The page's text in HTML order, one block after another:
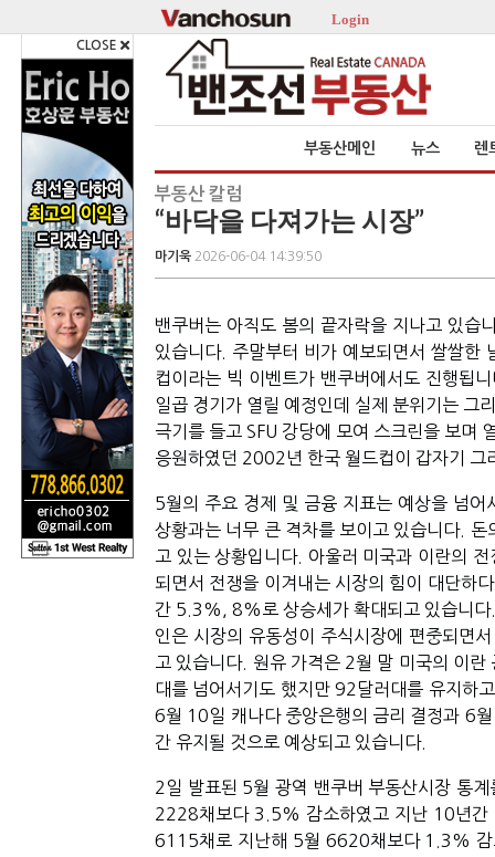
Login
부동산메인 뉴스 렌
CLOSE
부동산 칼럼
“바닥을 다져가는 시장”
마기욱 2026-06-04 14:39:50
밴쿠버는 아직도 봄의 끝자락을 지나고 있습
있습니다. 주말부터 비가 예보되면서 쌀쌀한
컵이라는 빅 이벤트가 밴쿠버에서도 진행
일곱 경기가 열릴 예정인데 실제 분위기는 그
극기를 들고 SFU 강당에 모여 스크린을 보며
응원하였던 2002년 한국 월드컵이 갑자기 그
5월의 주요 경제 및 금융 지표는 예상을 넘
상황과는 너무 큰 격차를 보이고 있습니다.
고 있는 상황입니다. 아울러 미국과 이란의
되면서 전쟁을 이겨내는 시장의 힘이 대단하
간 5.3%, 8%로 상승세가 확대되고 있습니
인은 시장의 유동성이 주식시장에 편중되면
고 있습니다. 원유 가격은 2월 말 미국의 이
대를 넘어서기도 했지만 92달러대를 유지하
6월 10일 캐나다 중앙은행의 금리 결정과 6
간 유지될 것으로 예상되고 있습니다.
2일 발표된 5월 광역 밴쿠버 부동산시장 통
2228채보다 3.5% 감소하였고 지난 10년간
6115채로 지난해 5월 6620채보다 1.3% 감